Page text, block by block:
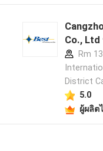
Co.,
Rm
District
5.0
ผู้ผลิต